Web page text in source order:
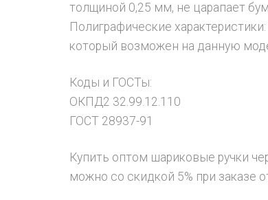
толщиной 0,25 мм, не царапает
Полиграфические
который возможен на данную
Коды и ГОСТы:
ОКПД2 32.99.12.110
ГОСТ 28937-91
Купить оптом шариковые ручки
можно со скидкой 5% при заказе